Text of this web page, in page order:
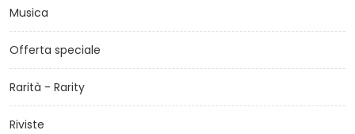
Musica
Offerta speciale
Rarità - Rarity
Riviste